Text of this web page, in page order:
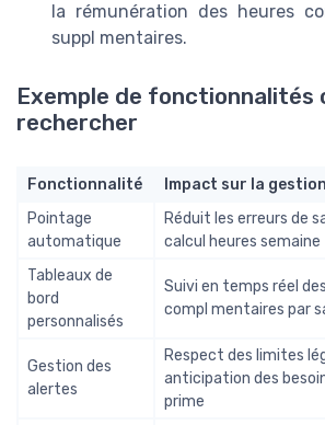
la rémunération des heures
suppl mentaires.
Exemple de fonctionnalités
rechercher
Fonctionnalité
Impact sur la gestion
Pointage
automatique
Réduit les erreurs de
calcul heures semaine
Tableaux de
bord
personnalisés
Suivi en temps réel
compl mentaires par
Gestion des
alertes
Respect des limites
anticipation des
prime